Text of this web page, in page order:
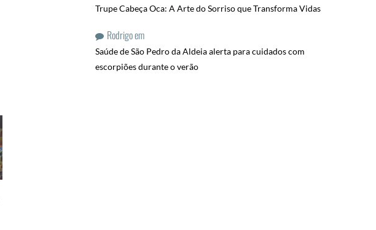
Trupe Cabeça Oca: A Arte do Sorriso que Transforma Vidas
Rodrigoem
Saúde de São Pedro da Aldeia alerta para cuidados com
escorpiões durante o verão